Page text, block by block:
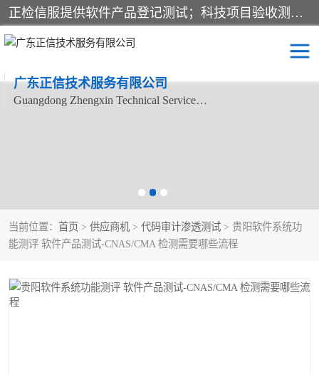
正检信服提供软件产品登记测试；科技项目验收测试；产品确认测试；功能测试；性能测试；安全测试；代码审计测试；漏洞扫描测试；渗透测试；风险评估测试；信息安全等级保护测评；双软认定；实验室建设质量体系建设；软件着作权、软件评测等服务。
广东正信技术服务有限公司
Guangdong Zhengxin Technical Service Co., Ltd
当前位置： 首页 > 供应商机 > 代码审计渗透测试 > 贵阳软件系统功
能测评 软件产品测试-CNAS/CMA 检测需要哪些流程
信息安全风险评估 系统性能效率测试